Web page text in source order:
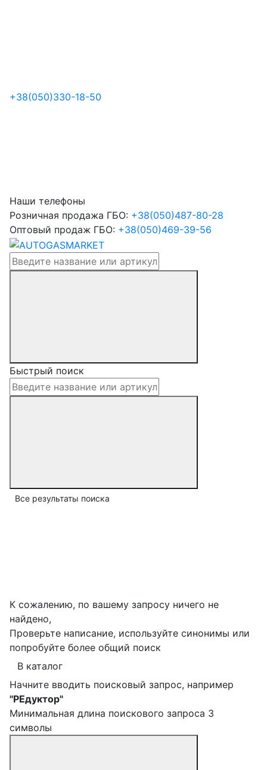
+38(050)330-18-50
Наши телефоны
Розничная продажа ГБО: +38(050)487-80-28
Оптовый продаж ГБО: +38(050)469-39-56
Быстрый поиск
Все результаты поиска
К сожалению, по вашему запросу ничего не
найдено,
Проверьте написание, используйте синонимы или
попробуйте более общий поиск
В каталог
Начните вводить поисковый запрос, например
"РЕдуктор"
Минимальная длина поискового запроса 3
символы